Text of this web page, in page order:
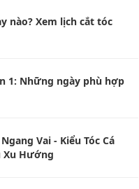
nào? Xem lịch cắt tóc
1: Những ngày phù hợp
Vai - Kiểu Tóc Cá
Xu Hướng